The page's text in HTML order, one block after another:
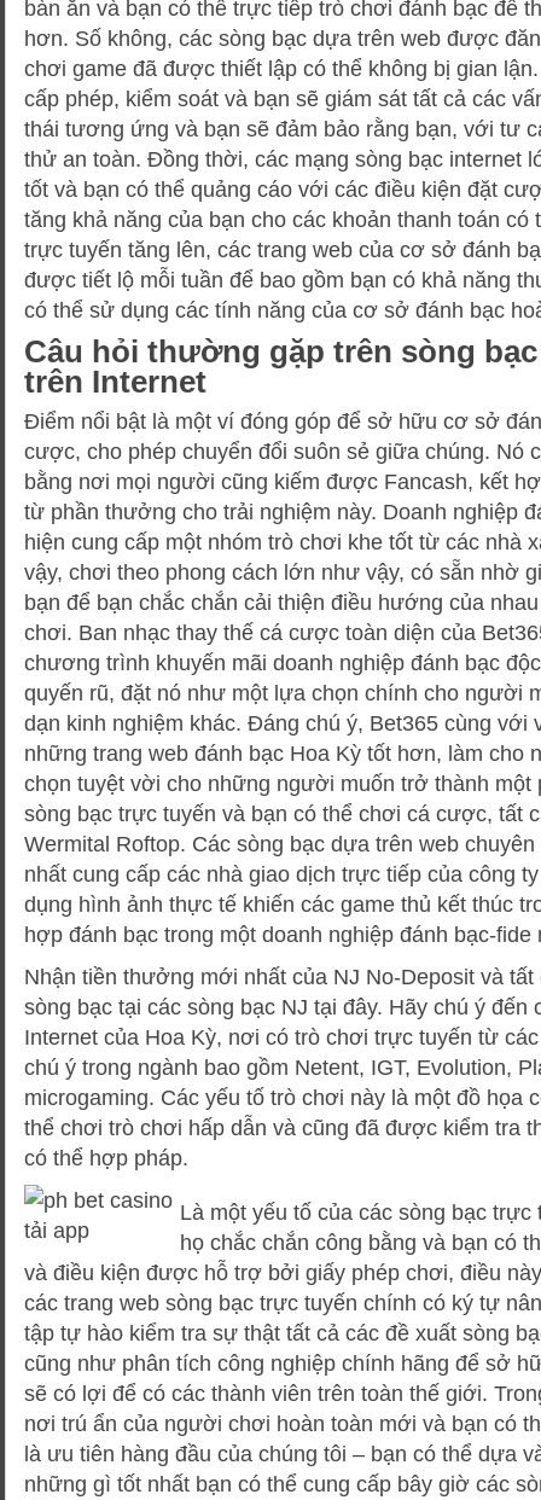
bàn ăn và bạn có thể trực tiếp trò chơi đánh bạc để
hơn. Số không, các sòng bạc dựa trên web được
chơi game đã được thiết lập có thể không bị gian
cấp phép, kiểm soát và bạn sẽ giám sát tất cả các
thái tương ứng và bạn sẽ đảm bảo rằng bạn, với tư
thử an toàn. Đồng thời, các mạng sòng bạc internet
tốt và bạn có thể quảng cáo với các điều kiện đặt
tăng khả năng của bạn cho các khoản thanh toán
trực tuyến tăng lên, các trang web của cơ sở đánh
được tiết lộ mỗi tuần để bao gồm bạn có khả năng
có thể sử dụng các tính năng của cơ sở đánh bạc
Câu hỏi thường gặp trên sòng bạc
trên Internet
Điểm nổi bật là một ví đóng góp để sở hữu cơ sở
cược, cho phép chuyển đổi suôn sẻ giữa chúng. Nó
bằng nơi mọi người cũng kiếm được Fancash, kết
từ phần thưởng cho trải nghiệm này. Doanh nghiệp
hiện cung cấp một nhóm trò chơi khe tốt từ các nhà
vậy, chơi theo phong cách lớn như vậy, có sẵn nhờ
bạn để bạn chắc chắn cải thiện điều hướng của
chơi. Ban nhạc thay thế cá cược toàn diện của
chương trình khuyến mãi doanh nghiệp đánh bạc
quyến rũ, đặt nó như một lựa chọn chính cho người
dạn kinh nghiệm khác. Đáng chú ý, Bet365 cùng với
những trang web đánh bạc Hoa Kỳ tốt hơn, làm cho
chọn tuyệt vời cho những người muốn trở thành một
sòng bạc trực tuyến và bạn có thể chơi cá cược, tất
Wermital Roftop. Các sòng bạc dựa trên web
nhất cung cấp các nhà giao dịch trực tiếp của công
dụng hình ảnh thực tế khiến các game thủ kết thúc
hợp đánh bạc trong một doanh nghiệp đánh bạc-fide
Nhận tiền thưởng mới nhất của NJ No-Deposit và
sòng bạc tại các sòng bạc NJ tại đây. Hãy chú ý đến
Internet của Hoa Kỳ, nơi có trò chơi trực tuyến từ
chú ý trong ngành bao gồm Netent, IGT, Evolution,
microgaming. Các yếu tố trò chơi này là một đồ họa
thể chơi trò chơi hấp dẫn và cũng đã được kiểm tra
có thể hợp pháp.
Là một yếu tố của các sòng bạc
họ chắc chắn công bằng và bạn có
và điều kiện được hỗ trợ bởi giấy phép chơi, điều
các trang web sòng bạc trực tuyến chính có ký tự
tập tự hào kiểm tra sự thật tất cả các đề xuất sòng
cũng như phân tích công nghiệp chính hãng để sở
sẽ có lợi để có các thành viên trên toàn thế giới.
nơi trú ẩn của người chơi hoàn toàn mới và bạn có
là ưu tiên hàng đầu của chúng tôi – bạn có thể dựa
những gì tốt nhất bạn có thể cung cấp bây giờ các